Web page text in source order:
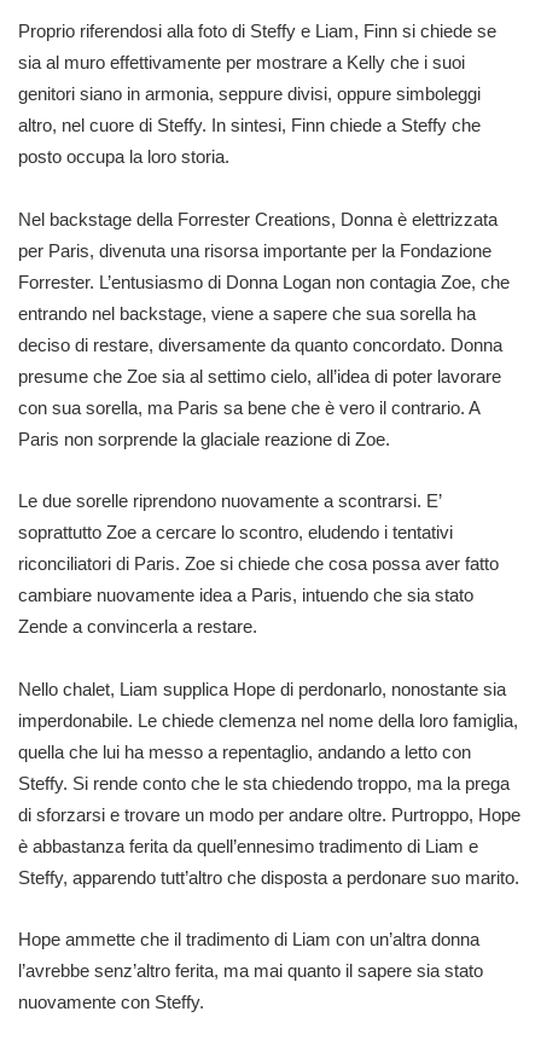
Proprio riferendosi alla foto di Steffy e Liam, Finn si chiede se
sia al muro effettivamente per mostrare a Kelly che i suoi
genitori siano in armonia, seppure divisi, oppure simboleggi
altro, nel cuore di Steffy. In sintesi, Finn chiede a Steffy che
posto occupa la loro storia.
Nel backstage della Forrester Creations, Donna è elettrizzata
per Paris, divenuta una risorsa importante per la Fondazione
Forrester. L’entusiasmo di Donna Logan non contagia Zoe, che
entrando nel backstage, viene a sapere che sua sorella ha
deciso di restare, diversamente da quanto concordato. Donna
presume che Zoe sia al settimo cielo, all’idea di poter lavorare
con sua sorella, ma Paris sa bene che è vero il contrario. A
Paris non sorprende la glaciale reazione di Zoe.
Le due sorelle riprendono nuovamente a scontrarsi. E’
soprattutto Zoe a cercare lo scontro, eludendo i tentativi
riconciliatori di Paris. Zoe si chiede che cosa possa aver fatto
cambiare nuovamente idea a Paris, intuendo che sia stato
Zende a convincerla a restare.
Nello chalet, Liam supplica Hope di perdonarlo, nonostante sia
imperdonabile. Le chiede clemenza nel nome della loro famiglia,
quella che lui ha messo a repentaglio, andando a letto con
Steffy. Si rende conto che le sta chiedendo troppo, ma la prega
di sforzarsi e trovare un modo per andare oltre. Purtroppo, Hope
è abbastanza ferita da quell’ennesimo tradimento di Liam e
Steffy, apparendo tutt’altro che disposta a perdonare suo marito.
Hope ammette che il tradimento di Liam con un’altra donna
l’avrebbe senz’altro ferita, ma mai quanto il sapere sia stato
nuovamente con Steffy.